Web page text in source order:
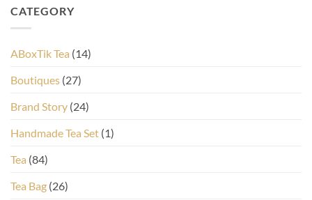
CATEGORY
ABoxTik Tea (14)
Boutiques (27)
Brand Story (24)
Handmade Tea Set (1)
Tea (84)
Tea Bag (26)